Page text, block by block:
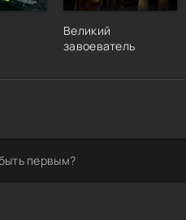
Великий
завоеватель
первым?